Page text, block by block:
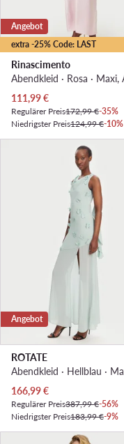
extra -25% Code: LAST
Angebot
Rinascimento
Aktueller Preis
111,99€
Regulärer Preis172,99 €-35%
Niedrigster Preis124,99 €-10%
Angebot
ROTATE
Aktueller Preis
166,99€
Regulärer Preis387,99 €-56%
Niedrigster Preis183,99 €-9%